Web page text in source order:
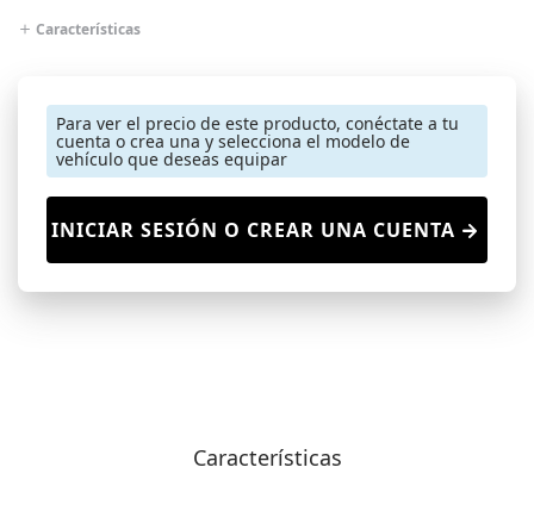
Características
Para ver el precio de este producto, conéctate a tu
cuenta o crea una y selecciona el modelo de
vehículo que deseas equipar
INICIAR SESIÓN O CREAR UNA CUENTA
Características